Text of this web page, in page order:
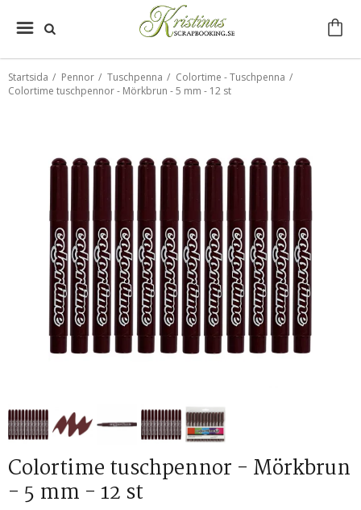
Startsida / Pennor / Tuschpenna / Colortime - Tuschpenna /
Colortime tuschpennor - Mörkbrun - 5 mm - 12 st
Colortime tuschpennor - Mörkbrun
- 5 mm - 12 st